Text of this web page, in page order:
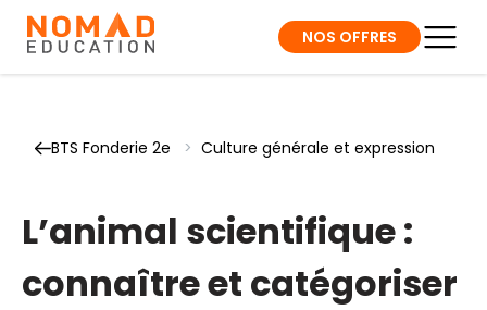
NOS OFFRES
BTS Fonderie 2e > Culture générale et expression
L’animal scientifique :
connaître et catégoriser